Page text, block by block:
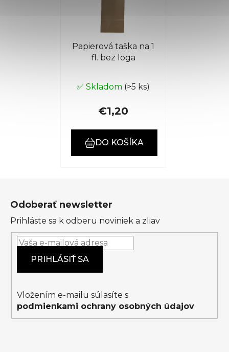
Papierová taška na 1
fl. bez loga
✅ Skladom (>5 ks)
€1,20
DO KOŠÍKA
Odoberať newsletter
Prihláste sa k odberu noviniek a zliav
PRIHLÁSIŤ SA
Vložením e-mailu súlasíte s
podmienkami ochrany osobných údajov